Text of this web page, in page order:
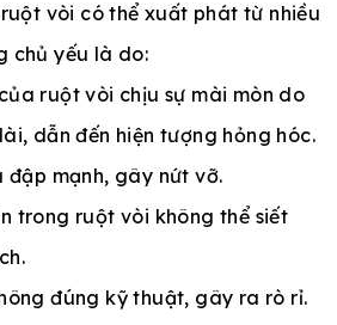
vòi có thể xuất phát từ nhiều
chủ yếu là do:
ruột vòi chịu sự mài mòn do
dẫn đến hiện tượng hỏng hóc.
đập mạnh, gây nứt vỡ.
trong ruột vòi không thể siết
đúng kỹ thuật, gây ra rò rỉ.